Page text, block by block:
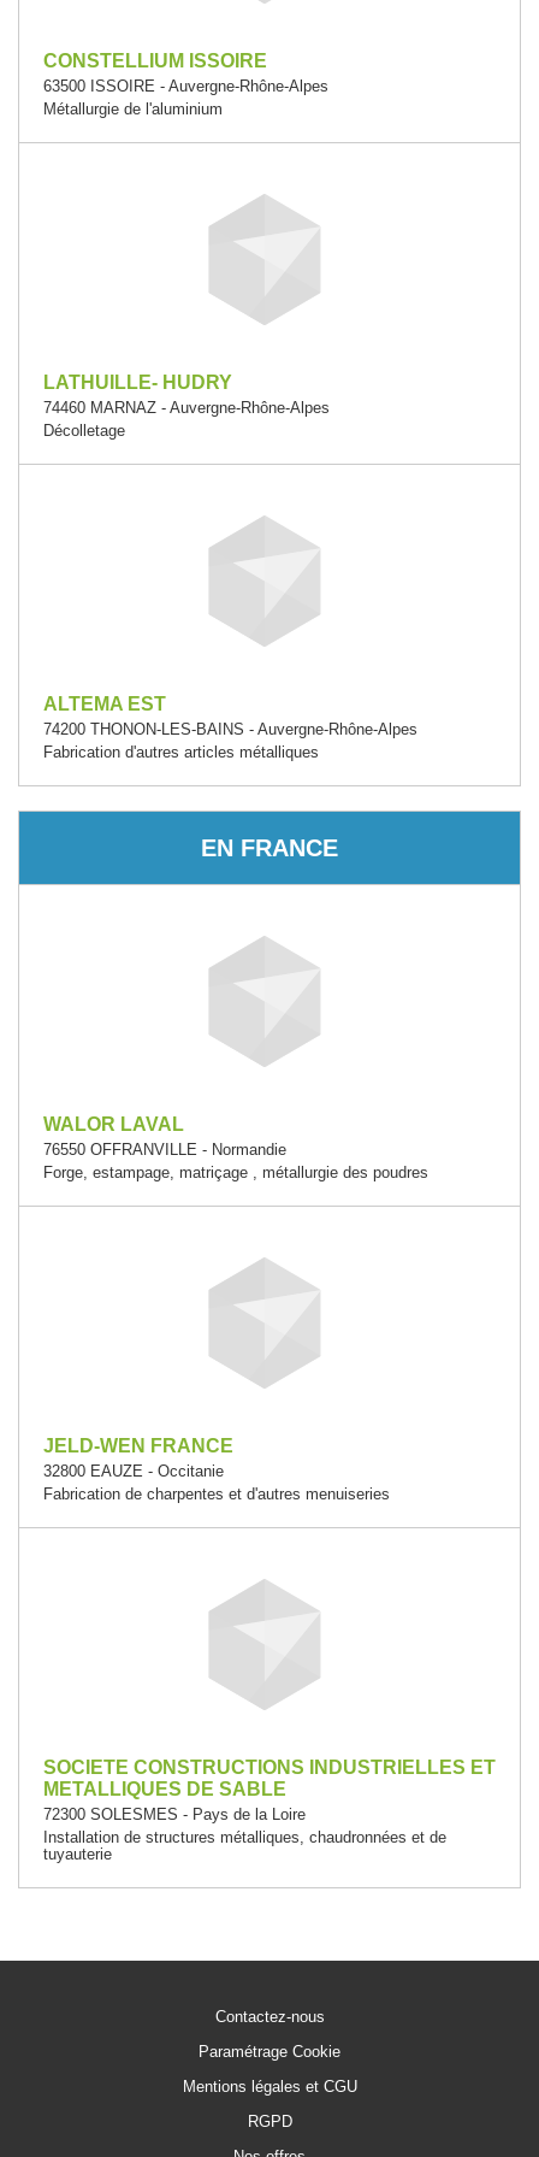
CONSTELLIUM ISSOIRE
63500 ISSOIRE - Auvergne-Rhône-Alpes
Métallurgie de l'aluminium
LATHUILLE- HUDRY
74460 MARNAZ - Auvergne-Rhône-Alpes
Décolletage
ALTEMA EST
74200 THONON-LES-BAINS - Auvergne-Rhône-Alpes
Fabrication d'autres articles métalliques
EN FRANCE
WALOR LAVAL
76550 OFFRANVILLE - Normandie
Forge, estampage, matriçage , métallurgie des poudres
JELD-WEN FRANCE
32800 EAUZE - Occitanie
Fabrication de charpentes et d'autres menuiseries
SOCIETE CONSTRUCTIONS INDUSTRIELLES ET
METALLIQUES DE SABLE
72300 SOLESMES - Pays de la Loire
Installation de structures métalliques, chaudronnées et de
tuyauterie
Contactez-nous
Paramétrage Cookie
Mentions légales et CGU
RGPD